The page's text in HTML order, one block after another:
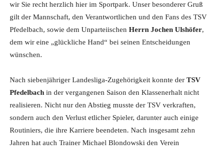
wir Sie recht herzlich hier im Sportpark. Unser besonderer Gruß
gilt der Mannschaft, den Verantwortlichen und den Fans des TSV
Pfedelbach, sowie dem Unparteiischen Herrn Jochen Ulshöfer,
dem wir eine „glückliche Hand“ bei seinen Entscheidungen
wünschen.
Nach siebenjähriger Landesliga-Zugehörigkeit konnte der TSV
Pfedelbach in der vergangenen Saison den Klassenerhalt nicht
realisieren. Nicht nur den Abstieg musste der TSV verkraften,
sondern auch den Verlust etlicher Spieler, darunter auch einige
Routiniers, die ihre Karriere beendeten. Nach insgesamt zehn
Jahren hat auch Trainer Michael Blondowski den Verein